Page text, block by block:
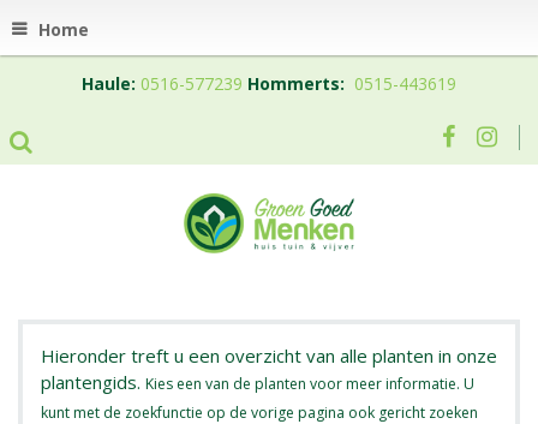
Home
Haule: 0516-577239 Hommerts: 0515-443619
Hieronder treft u een overzicht van alle planten in onze
plantengids. Kies een van de planten voor meer informatie. U
kunt met de zoekfunctie op de vorige pagina ook gericht zoeken